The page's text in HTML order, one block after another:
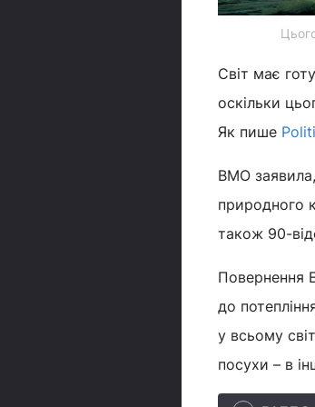
Світ має
оскільки
Як пише
ВМО
природного
також 90-
Повернення
до
у всьому
посухи – в